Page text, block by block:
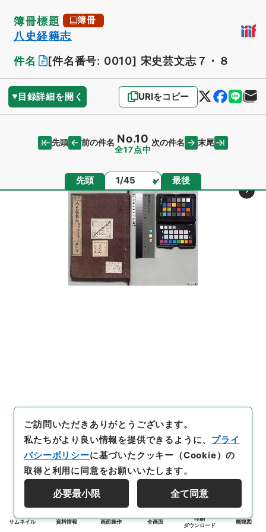
簿冊標題 簿冊
八史経籍志
件名
[件名番号: 0010] 宋史芸文志７・８
目録詳細を開く URIをコピー
先頭 前の件名 No.10
全17点中
次の件名 末尾
先頭 ページ 最後
サムネイル 資料情報 画面操作 全画面
印刷
ダウンロード
概観図
ご訪問いただきありがとうございます。
私たちがより良い情報を提供できるように、 プライ
バシーポリシーに基づいたクッキー（Cookie）の
取得と利用に同意をお願いいたします。
必要最小限 全て同意